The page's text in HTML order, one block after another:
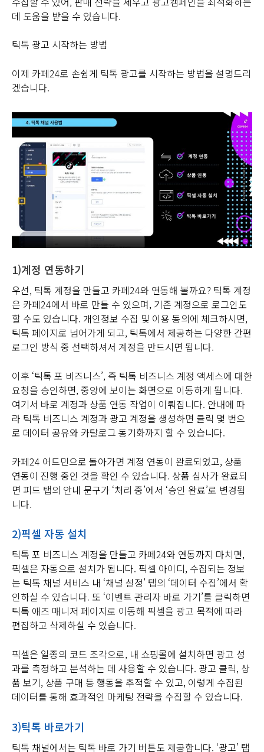
데 도움을 받을 수 있습니다.
틱톡 광고 시작하는 방법
이제 카페24로 손쉽게 틱톡 광고를 시작하는 방법을 설명드리
겠습니다.
1)계정 연동하기
우선, 틱톡 계정을 만들고 카페24와 연동해 볼까요? 틱톡 계정
은 카페24에서 바로 만들 수 있으며, 기존 계정으로 로그인도
할 수도 있습니다. 개인정보 수집 및 이용 동의에 체크하시면,
틱톡 페이지로 넘어가게 되고, 틱톡에서 제공하는 다양한 간편
로그인 방식 중 선택하셔서 계정을 만드시면 됩니다.
이후 ‘틱톡 포 비즈니스’, 즉 틱톡 비즈니스 계정 액세스에 대한
요청을 승인하면, 중앙에 보이는 화면으로 이동하게 됩니다.
여기서 바로 계정과 상품 연동 작업이 이뤄집니다. 안내에 따
라 틱톡 비즈니스 계정과 광고 계정을 생성하면 클릭 몇 번으
로 데이터 공유와 카탈로그 동기화까지 할 수 있습니다.
카페24 어드민으로 돌아가면 계정 연동이 완료되었고, 상품
연동이 진행 중인 것을 확인 수 있습니다. 상품 심사가 완료되
면 피드 탭의 안내 문구가 ‘처리 중’에서 ‘승인 완료’로 변경됩
니다.
2)픽셀 자동 설치
틱톡 포 비즈니스 계정을 만들고 카페24와 연동까지 마치면,
픽셀은 자동으로 설치가 됩니다. 픽셀 아이디, 수집되는 정보
는 틱톡 채널 서비스 내 ‘채널 설정’ 탭의 ‘데이터 수집’에서 확
인하실 수 있습니다. 또 ‘이벤트 관리자 바로 가기’를 클릭하면
틱톡 애즈 매니저 페이지로 이동해 픽셀을 광고 목적에 따라
편집하고 삭제하실 수 있습니다.
픽셀은 일종의 코드 조각으로, 내 쇼핑몰에 설치하면 광고 성
과를 측정하고 분석하는 데 사용할 수 있습니다. 광고 클릭, 상
품 보기, 상품 구매 등 행동을 추적할 수 있고, 이렇게 수집된
데이터를 통해 효과적인 마케팅 전략을 수집할 수 있습니다.
3)틱톡 바로가기
틱톡 채널에서는 틱톡 바로 가기 버튼도 제공합니다. ‘광고’ 탭